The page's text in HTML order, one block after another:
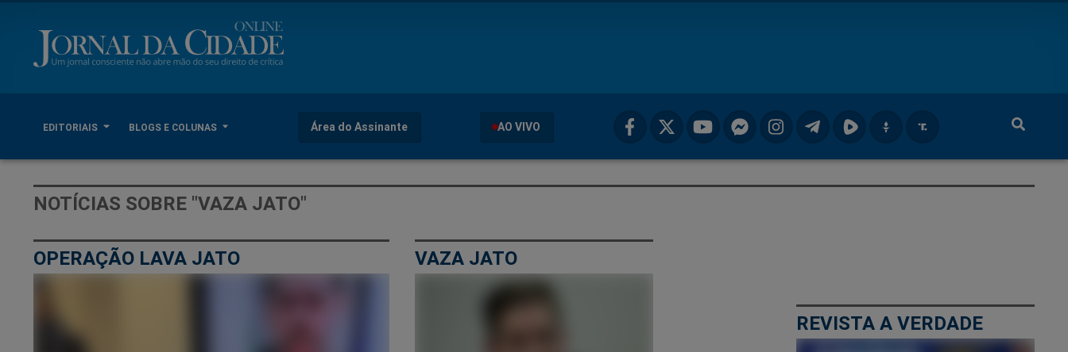
EDITORIAIS BLOGS E COLUNAS Área do Assinante AO VIVO
NOTÍCIAS SOBRE "VAZA JATO"
OPERAÇÃO LAVA JATO VAZA JATO
REVISTA A VERDADE